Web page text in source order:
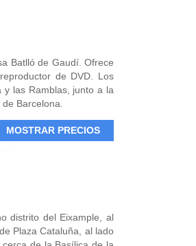
Batlló de Gaudí. Ofrece
de DVD. Los
y las Ramblas, junto a la
Barcelona.
MOSTRAR PRECIOS
distrito del Eixample, al
Plaza Cataluña, al lado